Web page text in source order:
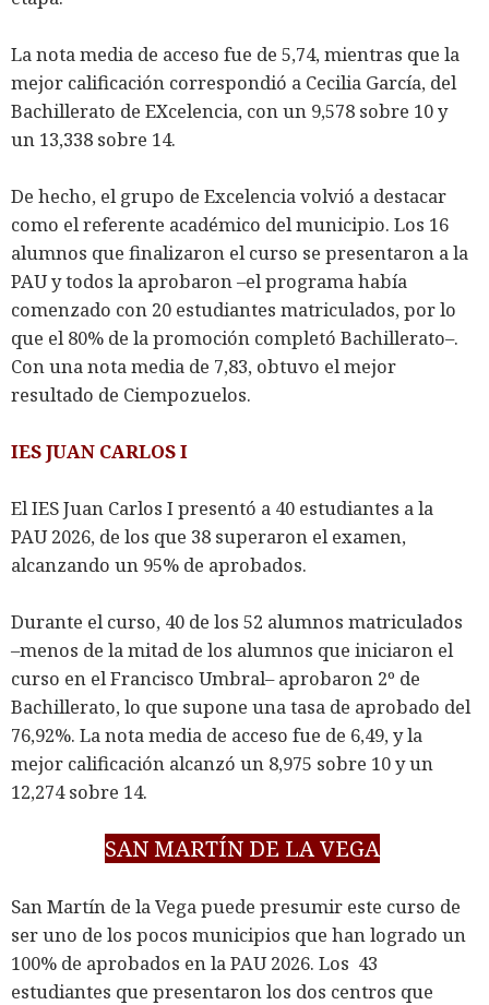
La nota media de acceso fue de 5,74, mientras que la
mejor calificación correspondió a Cecilia García, del
Bachillerato de EXcelencia, con un 9,578 sobre 10 y
un 13,338 sobre 14.
De hecho, el grupo de Excelencia volvió a destacar
como el referente académico del municipio. Los 16
alumnos que finalizaron el curso se presentaron a la
PAU y todos la aprobaron –el programa había
comenzado con 20 estudiantes matriculados, por lo
que el 80% de la promoción completó Bachillerato–.
Con una nota media de 7,83, obtuvo el mejor
resultado de Ciempozuelos.
IES JUAN CARLOS I
El IES Juan Carlos I presentó a 40 estudiantes a la
PAU 2026, de los que 38 superaron el examen,
alcanzando un 95% de aprobados.
Durante el curso, 40 de los 52 alumnos matriculados
–menos de la mitad de los alumnos que iniciaron el
curso en el Francisco Umbral– aprobaron 2º de
Bachillerato, lo que supone una tasa de aprobado del
76,92%. La nota media de acceso fue de 6,49, y la
mejor calificación alcanzó un 8,975 sobre 10 y un
12,274 sobre 14.
SAN MARTÍN DE LA VEGA
San Martín de la Vega puede presumir este curso de
ser uno de los pocos municipios que han logrado un
100% de aprobados en la PAU 2026. Los 43
estudiantes que presentaron los dos centros que